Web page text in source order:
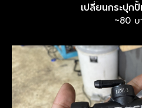
เปลี่ยนกระปุก
~80 บ